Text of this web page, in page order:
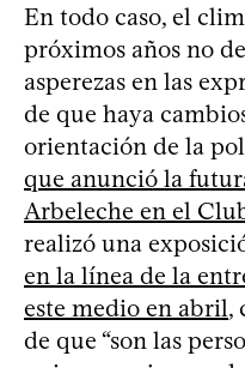
En todo caso, el
próximos años no
asperezas en las
de que haya
orientación de la
que anunció la
Arbeleche en el
realizó una
en la línea de la
este medio en abril,
de que “son las